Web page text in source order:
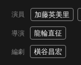
演員 加藤英美里
導演 龍輪直征
編劇 橫谷昌宏